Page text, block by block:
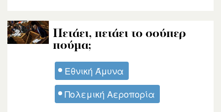
Πετάει, πετάει το σούπερ
πούμα;
Εθνική Άμυνα
Πολεμική Αεροπορία
Andri